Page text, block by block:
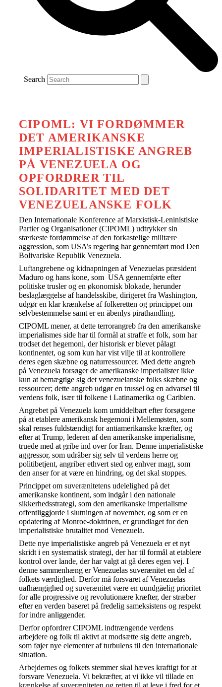
Search
CIPOML: VI FORDØMMER
DET AMERIKANSKE
IMPERIALISTISKE ANGREB
PÅ VENEZUELA OG
OPFORDRER TIL
SOLIDARITET MED DET
VENEZUELANSKE FOLK
Den Internationale Konference af Marxistisk-Leninistiske
Partier og Organisationer (CIPOML) udtrykker sin
stærkeste fordømmelse af den forkastelige militære
aggression, som USA’s regering har gennemført mod Den
Bolivariske Republik Venezuela.
Luftangrebene og kidnapningen af Venezuelas præsident
Maduro og hans kone, som USA gennemførte efter
politiske trusler og en økonomisk blokade, herunder
beslaglæggelse af handelsskibe, dirigeret fra Washington,
udgør en klar krænkelse af folkeretten og princippet om
selvbestemmelse samt er en åbenlys pirathandling.
CIPOML mener, at dette terrorangreb fra den amerikanske
imperialismes side har til formål at straffe et folk, som har
trodset det hegemoni, der historisk er blevet pålagt
kontinentet, og som kun har vist vilje til at kontrollere
deres egen skæbne og naturressourcer. Med dette angreb
på Venezuela forsøger de amerikanske imperialister ikke
kun at bemægtige sig det venezuelanske folks skæbne og
ressourcer; dette angreb udgør en trussel og en advarsel til
verdens folk, især til folkene i Latinamerika og Caribien.
Angrebet på Venezuela kom umiddelbart efter forsøgene
på at etablere amerikansk hegemoni i Mellemøsten, som
skal renses fuldstændigt for antiamerikanske kræfter, og
efter at Trump, lederen af den amerikanske imperialisme,
truede med at gribe ind over for Iran. Denne imperialistiske
aggressor, som udråber sig selv til verdens herre og
politibetjent, angriber ethvert sted og enhver magt, som
den anser for at være en hindring, og det skal stoppes.
Princippet om suverænitetens udelelighed på det
amerikanske kontinent, som indgår i den nationale
sikkerhedsstrategi, som den amerikanske imperialisme
offentliggjorde i slutningen af november, og som er en
opdatering af Monroe-doktrinen, er grundlaget for den
imperialistiske brutalitet mod Venezuela.
Dette nye imperialistiske angreb på Venezuela er et nyt
skridt i en systematisk strategi, der har til formål at etablere
kontrol over lande, der har valgt at gå deres egen vej. I
denne sammenhæng er Venezuelas suverænitet en del af
folkets værdighed. Derfor må forsvaret af Venezuelas
uafhængighed og suverænitet være en uundgåelig prioritet
for alle progressive og revolutionære kræfter, der stræber
efter en verden baseret på fredelig sameksistens og respekt
for indre anliggender.
Derfor opfordrer CIPOML indtrængende verdens
arbejdere og folk til aktivt at modsætte sig dette angreb,
som føjer nye elementer af turbulens til den internationale
situation.
Arbejdernes og folkets stemmer skal hæves kraftigt for at
forsvare Venezuela. Vi bekræfter, at vi ikke vil tillade en
krænkelse af suveræniteten og retten til at leve i fred for et